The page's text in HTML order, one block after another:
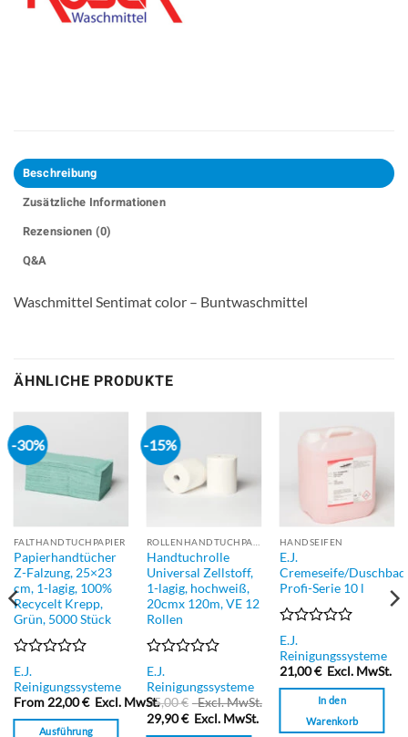
Beschreibung
Zusätzliche Informationen
Rezensionen (0)
Q&A
Waschmittel Sentimat color – Buntwaschmittel
ÄHNLICHE PRODUKTE
-30%
FALTHANDTUCHPAPIER
Papierhandtücher
Z-Falzung, 25×23
cm, 1-lagig, 100%
Recycelt Krepp,
Grün, 5000 Stück
Bewertet
mit
0
von
5
E.J.
Reinigungssysteme
From 22,00€ Excl. MwSt.
Ausführung
-15%
ROLLENHANDTUCHPAPIER
Handtuchrolle
Universal Zellstoff,
1-lagig, hochweiß,
20cmx 120m, VE 12
Rollen
Bewertet
mit
0
von
5
E.J.
Reinigungssysteme
35,00€
Excl. MwSt.
29,90€ Excl. MwSt.
HANDSEIFEN
E.J.
Cremeseife/Duschbad
Profi-Serie 10 l
Bewertet
mit
0
von
5
E.J.
Reinigungssysteme
21,00€ Excl. MwSt.
In den
Warenkorb